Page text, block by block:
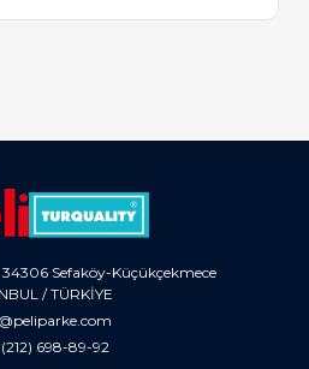
34306 Sefaköy-Küçükçekmece
/ TÜRKİYE
698-89-92